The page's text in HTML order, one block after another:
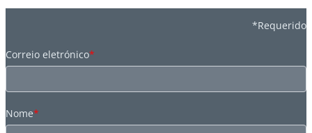
*Requerido
Correio eletrónico*
Nome*